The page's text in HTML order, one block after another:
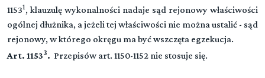
11531 , klauzulę wykonalności nadaje sąd rejonowy właściwości
ogólnej dłużnika, a jeżeli tej właściwości nie można ustalić - sąd
rejonowy, w którego okręgu ma być wszczęta egzekucja.
Art. 11533. Przepisów art. 1150-1152 nie stosuje się.
takie sądy oraz dokumentów urzędowych
sporządzonych w tych państwach, opatrzonych
zaświadczeniem europejskiego tytułu egzekucyjn